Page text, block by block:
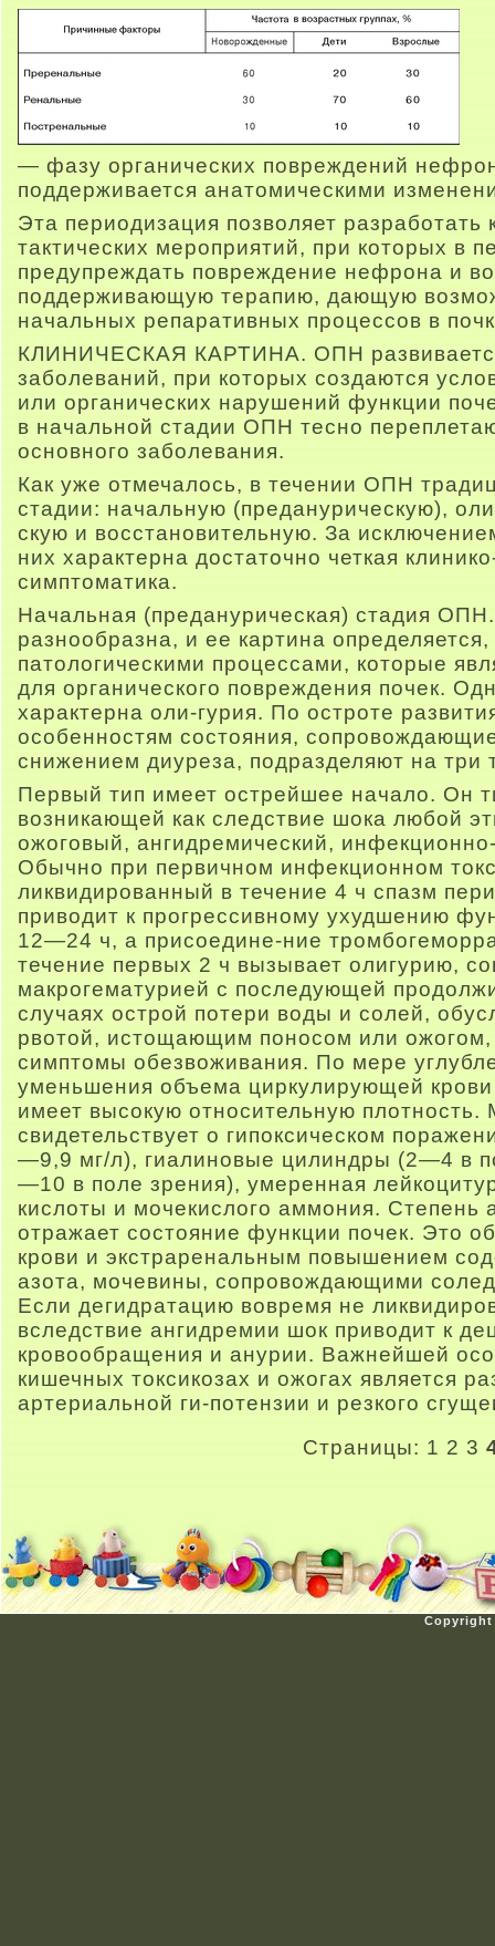
— фазу органических повреждений
поддерживается анатомическими
Эта периодизация позволяет разработать
тактических мероприятий, при которых в
предупреждать повреждение нефрона и
поддерживающую терапию, дающую
начальных репаративных процессов в
КЛИНИЧЕСКАЯ КАРТИНА. ОПН
заболеваний, при которых создаются
или органических нарушений функции
в начальной стадии ОПН тесно
основного заболевания.
Как уже отмечалось, в течении ОПН
стадии: начальную (преданурическую),
скую и восстановительную. За
них характерна достаточно четкая
симптоматика.
Начальная (преданурическая) стадия
разнообразна, и ее картина
патологическими процессами, которые
для органического повреждения почек.
характерна оли-гурия. По остроте
особенностям состояния,
снижением диуреза, подразделяют на три
Первый тип имеет острейшее начало. Он
возникающей как следствие шока любой
ожоговый, ангидремический,
Обычно при первичном инфекционном
ликвидированный в течение 4 ч спазм
приводит к прогрессивному ухудшению
12—24 ч, а присоедине-ние
течение первых 2 ч вызывает олигурию,
макрогематурией с последующей
случаях острой потери воды и солей,
рвотой, истощающим поносом или
симптомы обезвоживания. По мере
уменьшения объема циркулирующей
имеет высокую относительную плотность.
свидетельствует о гипоксическом
—9,9 мг/л), гиалиновые цилиндры (2—4 в
—10 в поле зрения), умеренная
кислоты и мочекислого аммония. Степень
отражает состояние функции почек. Это
крови и экстраренальным повышением
азота, мочевины, сопровождающими
Если дегидратацию вовремя не
вследствие ангидремии шок приводит к
кровообращения и анурии. Важнейшей
кишечных токсикозах и ожогах является
артериальной ги-потензии и резкого
Страницы: 1 2 3